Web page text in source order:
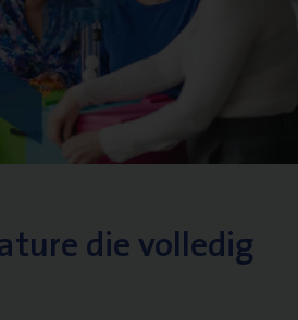
die volledig